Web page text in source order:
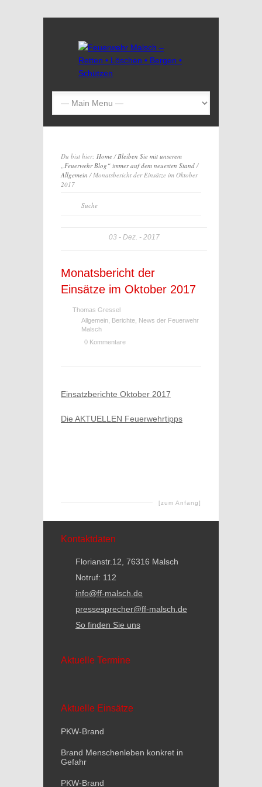
Du bist hier: Home/Bleiben Sie mit unserem
„Feuerwehr Blog“ immer auf dem neuesten Stand/
Allgemein / Monatsbericht der Einsätze im Oktober
2017
03 Dez. 2017
Monatsbericht der
Einsätze im Oktober 2017
Thomas Gressel
Allgemein Berichte News der Feuerwehr
Malsch
0 Kommentare
Einsatzberichte Oktober 2017
Die AKTUELLEN Feuerwehrtipps
[zum Anfang]
Kontaktdaten
Florianstr.12, 76316 Malsch
Notruf: 112
info@ff-malsch.de
pressesprecher@ff-malsch.de
So finden Sie uns
Aktuelle Termine
Aktuelle Einsätze
PKW-Brand
Brand Menschenleben konkret in
Gefahr
PKW-Brand